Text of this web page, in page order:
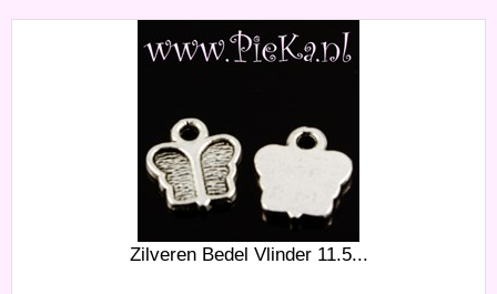
Zilveren Bedel Vlinder 11.5...